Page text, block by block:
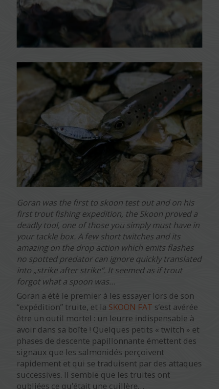
Goran was the first to skoon test out and on his
first trout fishing expedition, the Skoon proved a
deadly tool, one of those you simply must have in
your tackle box. A few short twitches and its
amazing on the drop action which emits flashes
no spotted predator can ignore quickly translated
into „strike after strike“. It seemed as if trout
forgot what a spoon was…
Goran a été le premier à les essayer lors de son
“expédition” truite, et la SKOON FAT s’est avérée
être un outil mortel : un leurre indispensable à
avoir dans sa boîte ! Quelques petits « twitch » et
phases de descente papillonnante émettent des
signaux que les salmonidés perçoivent
rapidement et qui se traduisent par des attaques
successives. Il semble que les truites ont
oubliées ce qu’était une cuillère…